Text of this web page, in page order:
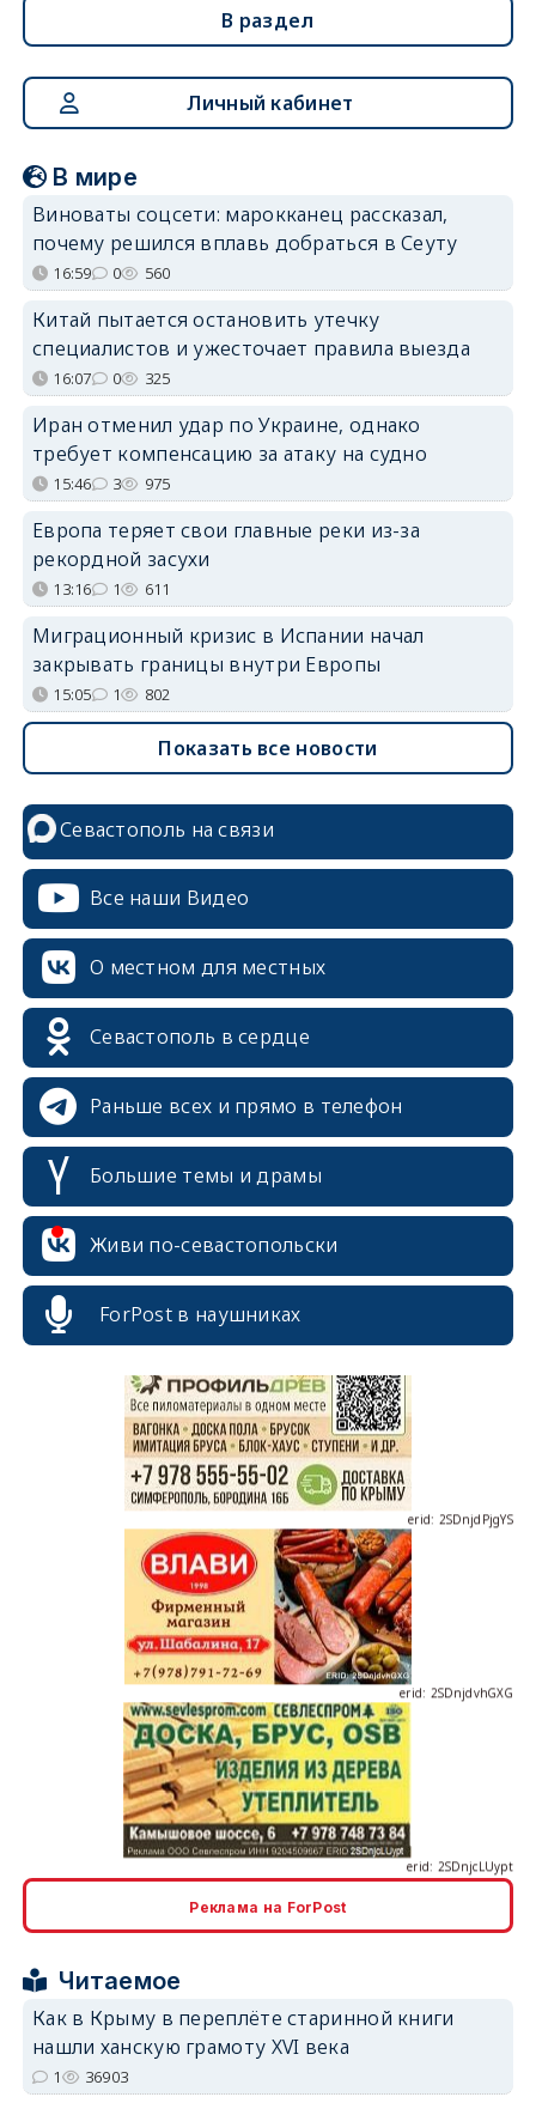
В раздел
Личный кабинет
В мире
Виноваты соцсети: марокканец рассказал,
почему решился вплавь добраться в Сеуту
16:59 0 560
Китай пытается остановить утечку
специалистов и ужесточает правила выезда
16:07 0 325
Иран отменил удар по Украине, однако
требует компенсацию за атаку на судно
15:46 3 975
Европа теряет свои главные реки из-за
рекордной засухи
13:16 1 611
Миграционный кризис в Испании начал
закрывать границы внутри Европы
15:05 1 802
Показать все новости
Севастополь на связи
Все наши Видео
О местном для местных
Севастополь в сердце
Раньше всех и прямо в телефон
Большие темы и драмы
Живи по-севастопольски
ForPost в наушниках
erid: 2SDnjdPjgYS
erid: 2SDnjdvhGXG
Реклама на ForPost
Читаемое
Как в Крыму в переплёте старинной книги
нашли ханскую грамоту XVI века
1 36903